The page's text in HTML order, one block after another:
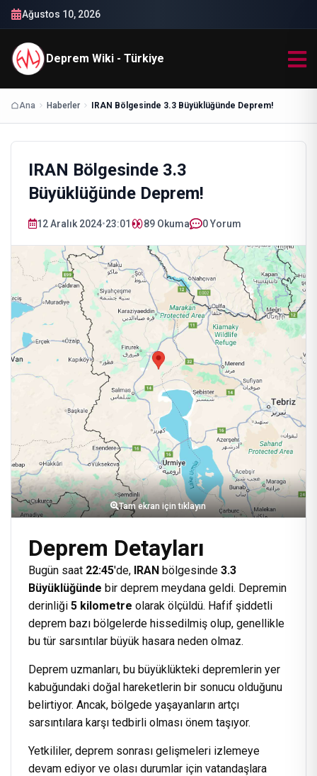
Ağustos 10, 2026
Deprem Wiki - Türkiye
Ana Haberler IRAN Bölgesinde 3.3 Büyüklüğünde Deprem!
IRAN Bölgesinde 3.3
Büyüklüğünde Deprem!
12 Aralık 2024•23:01 89 Okuma 0 Yorum
Tam ekran için tıklayın
Deprem Detayları
Bugün saat 22:45'de, IRAN bölgesinde 3.3
Büyüklüğünde bir deprem meydana geldi. Depremin
derinliği 5 kilometre olarak ölçüldü. Hafif şiddetli
deprem bazı bölgelerde hissedilmiş olup, genellikle
bu tür sarsıntılar büyük hasara neden olmaz.
Deprem uzmanları, bu büyüklükteki depremlerin yer
kabuğundaki doğal hareketlerin bir sonucu olduğunu
belirtiyor. Ancak, bölgede yaşayanların artçı
sarsıntılara karşı tedbirli olması önem taşıyor.
Yetkililer, deprem sonrası gelişmeleri izlemeye
devam ediyor ve olası durumlar için vatandaşlara